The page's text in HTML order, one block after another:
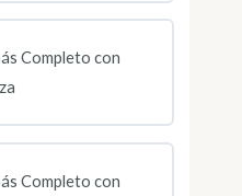
Completo con
Completo con